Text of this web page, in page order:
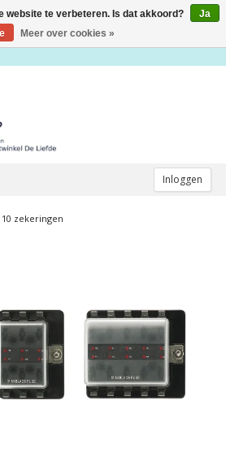
Inloggen
zekeringen
website te verbeteren. Is dat akkoord?
Ja
Meer over cookies »